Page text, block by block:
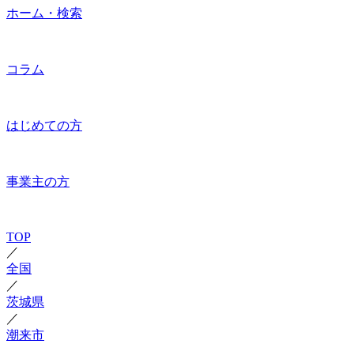
ホーム・検索
コラム
はじめての方
事業主の方
TOP
／
全国
／
茨城県
／
潮来市